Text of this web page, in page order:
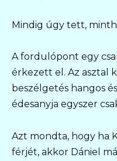
Mindig úgy tett,
A fordulópont egy
érkezett el. Az asztal
beszélgetés hangos
édesanyja egyszer
Azt mondta, hogy ha
férjét, akkor Dániel